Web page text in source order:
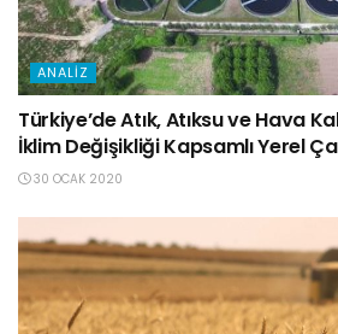
ANALIZ
Türkiye’de Atık, Atıksu ve Hava
İklim Değişikliği Kapsamlı Yerel
30 OCAK 2020